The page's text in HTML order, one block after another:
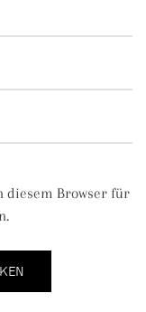
diesem Browser für